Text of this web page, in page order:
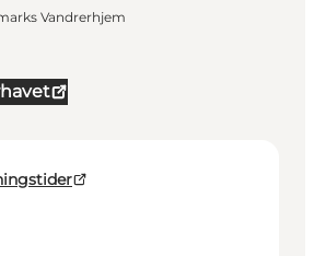
Vandrerhjem